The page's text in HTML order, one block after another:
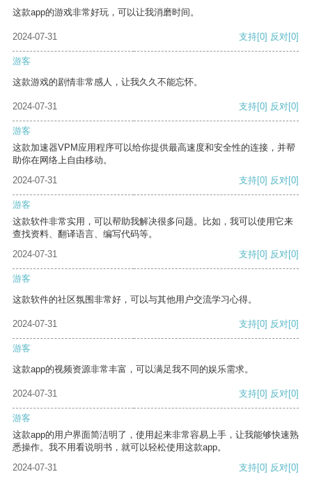
这款app的游戏非常好玩，可以让我消磨时间。
2024-07-31 支持[0] 反对[0]
游客
这款游戏的剧情非常感人，让我久久不能忘怀。
2024-07-31 支持[0] 反对[0]
游客
这款加速器VPM应用程序可以给你提供最高速度和安全性的连接，并帮
助你在网络上自由移动。
2024-07-31
支持[0] 反对[0]
游客
这款软件非常实用，可以帮助我解决很多问题。比如，我可以使用它来
查找资料、翻译语言、编写代码等。
2024-07-31
支持[0] 反对[0]
游客
这款软件的社区氛围非常好，可以与其他用户交流学习心得。
2024-07-31 支持[0] 反对[0]
游客
这款app的视频资源非常丰富，可以满足我不同的娱乐需求。
2024-07-31 支持[0] 反对[0]
游客
这款app的用户界面简洁明了，使用起来非常容易上手，让我能够快速熟
悉操作。我不用看说明书，就可以轻松使用这款app。
2024-07-31
支持[0] 反对[0]